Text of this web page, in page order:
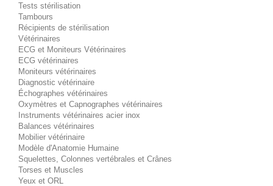
Tests stérilisation
Tambours
Récipients de stérilisation
Vétérinaires
ECG et Moniteurs Vétérinaires
ECG vétérinaires
Moniteurs vétérinaires
Diagnostic vétérinaire
Échographes vétérinaires
Oxymètres et Capnographes vétérinaires
Instruments vétérinaires acier inox
Balances vétérinaires
Mobilier vétérinaire
Modèle d'Anatomie Humaine
Squelettes, Colonnes vertébrales et Crânes
Torses et Muscles
Yeux et ORL